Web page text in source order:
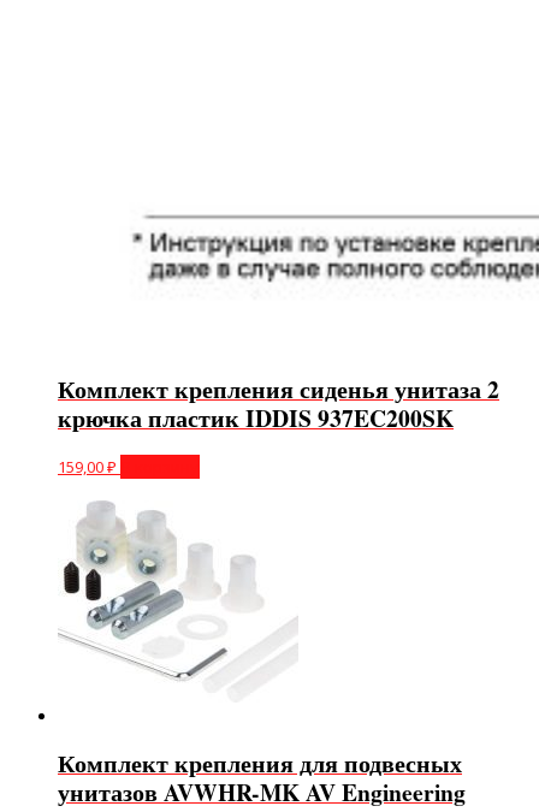
Комплект крепления сиденья унитаза 2
крючка пластик IDDIS 937EC200SK
159,00₽
Комплект крепления для подвесных
унитазов AVWHR-MK AV Engineering